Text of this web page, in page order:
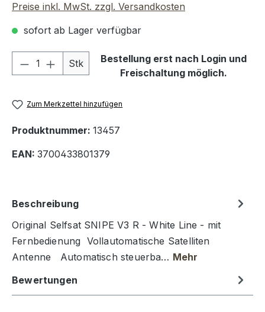
Preise inkl. MwSt. zzgl. Versandkosten
sofort ab Lager verfügbar
Produkt Anzahl: Gib den
Stk
Bestellung erst nach Login und
Freischaltung möglich.
Zum Merkzettel hinzufügen
Produktnummer: 13457
EAN: 3700433801379
Beschreibung
Original Selfsat SNIPE V3 R - White Line - mit
Fernbedienung Vollautomatische Satelliten
Antenne Automatisch steuerba… Mehr
Bewertungen